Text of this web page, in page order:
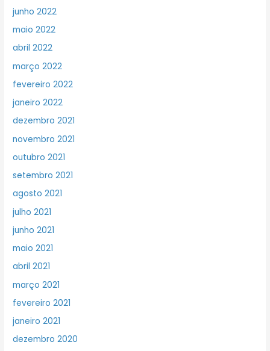
junho 2022
maio 2022
abril 2022
março 2022
fevereiro 2022
janeiro 2022
dezembro 2021
novembro 2021
outubro 2021
setembro 2021
agosto 2021
julho 2021
junho 2021
maio 2021
abril 2021
março 2021
fevereiro 2021
janeiro 2021
dezembro 2020